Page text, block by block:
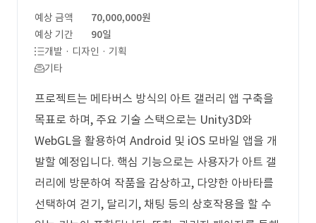
예상 금액
70,000,000원
예상 기간
90일
개발 · 디자인 · 기획
기타
프로젝트는 메타버스 방식의 아트 갤러리 앱 구축을
목표로 하며, 주요 기술 스택으로는 Unity3D와
WebGL을 활용하여 Android 및 iOS 모바일 앱을 개
발할 예정입니다. 핵심 기능으로는 사용자가 아트 갤
러리에 방문하여 작품을 감상하고, 다양한 아바타를
선택하여 걷기, 달리기, 채팅 등의 상호작용을 할 수